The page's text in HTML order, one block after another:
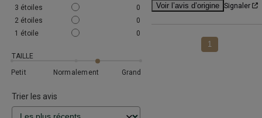
3 étoiles
0
2 étoiles
0
1 étoile 0
TAILLE
Petit
Normalement Grand
Trier les avis
Voir l’avis d’origine Signaler
1